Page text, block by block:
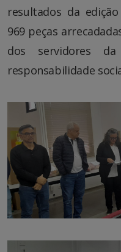
resultados da
969 peças
dos servidores
responsabilidade